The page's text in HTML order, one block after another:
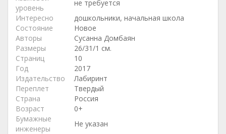
уровень
не требуется
Интересно
дошкольники, начальная школа
Состояние
Новое
Авторы
Сусанна Домбаян
Размеры
26/31/1 см.
Страниц
10
Год
2017
Издательство
Лабиринт
Переплет
Твердый
Страна
Россия
Возраст
0+
Бумажные
инженеры
Не указан